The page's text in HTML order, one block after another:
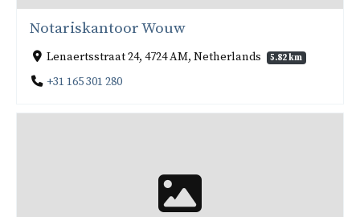
Notariskantoor Wouw
Lenaertsstraat 24, 4724 AM, Netherlands 5.82 km
+31 165 301 280